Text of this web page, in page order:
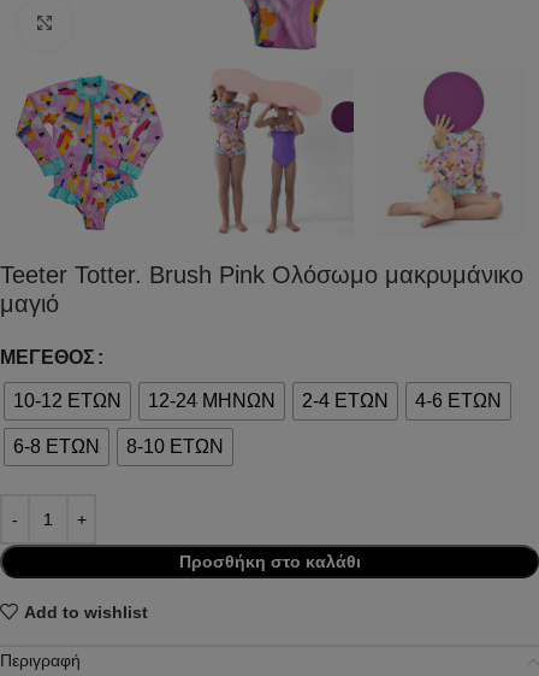
Teeter Totter. Brush Pink Ολόσωμο μακρυμάνικο
μαγιό
ΜΈΓΕΘΟΣ
10-12 ΕΤΩΝ 12-24 ΜΗΝΩΝ 2-4 ΕΤΩΝ 4-6 ΕΤΩΝ
6-8 ΕΤΩΝ 8-10 ΕΤΩΝ
Προσθήκη στο καλάθι
Add to wishlist
Περιγραφή